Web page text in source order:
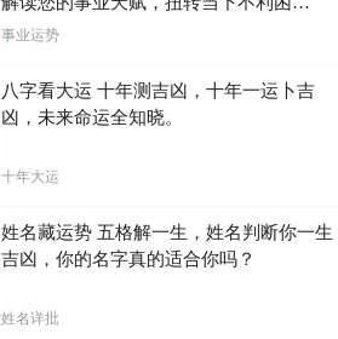
局！！
事业运势
八字看大运 十年测吉凶，十年一运卜吉
凶，未来命运全知晓。
十年大运
姓名藏运势 五格解一生，姓名判断你一生
吉凶，你的名字真的适合你吗？
姓名详批